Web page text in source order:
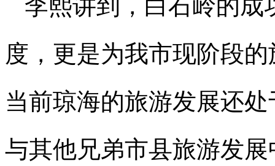
李熙讲到，白石岭的成
度，更是为我市现阶段
当前琼海的旅游发展还
与其他兄弟市县旅游发